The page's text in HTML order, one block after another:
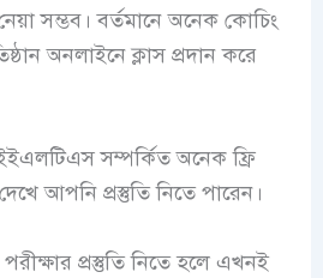
সম্ভব। বর্তমানে অনেক কোচিং
অনলাইনে ক্লাস প্রদান করে
সম্পর্কিত অনেক ফ্রি
আপনি প্রস্তুতি নিতে পারেন।
প্রস্তুতি নিতে হলে এখনই